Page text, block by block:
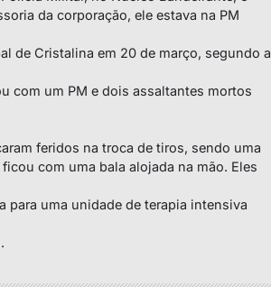
da corporação, ele estava na PM
de Cristalina em 20 de março, segundo a
com um PM e dois assaltantes mortos
feridos na troca de tiros, sendo uma
com uma bala alojada na mão. Eles
para uma unidade de terapia intensiva